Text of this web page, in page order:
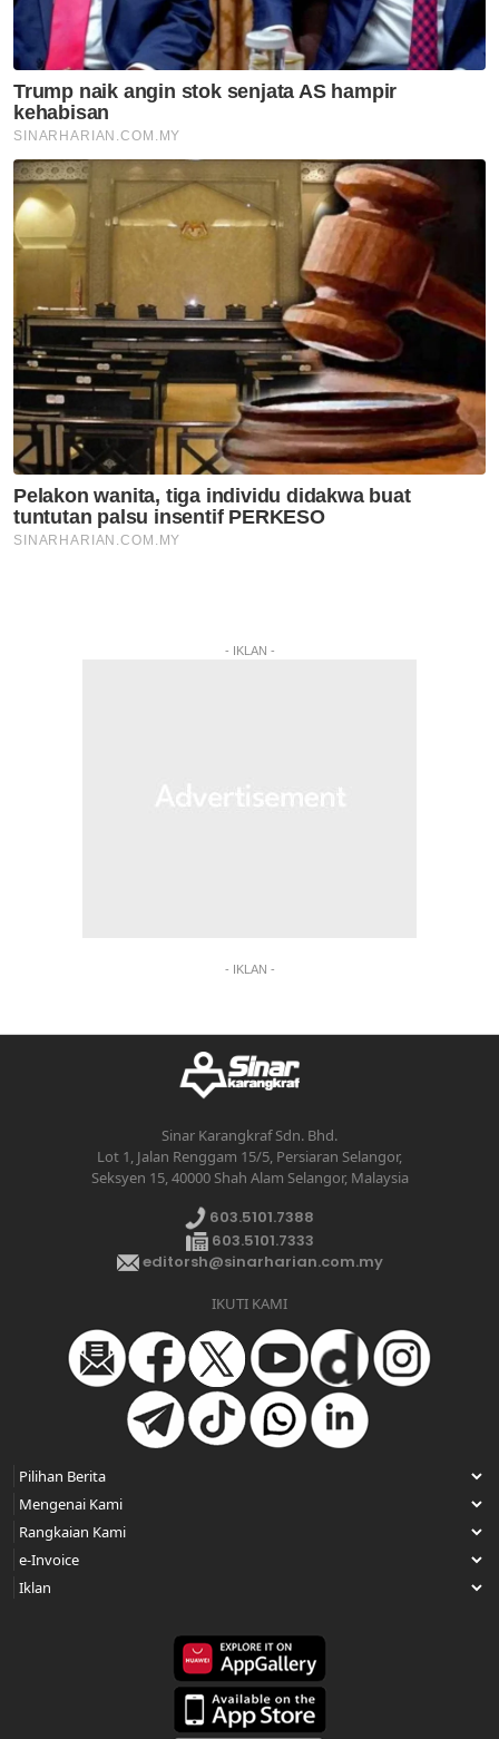
- IKLAN -
- IKLAN -
Sinar Karangkraf Sdn. Bhd.
Lot 1, Jalan Renggam 15/5, Persiaran Selangor,
Seksyen 15, 40000 Shah Alam Selangor, Malaysia
603.5101.7388
603.5101.7333
editorsh@sinarharian.com.my
IKUTI KAMI